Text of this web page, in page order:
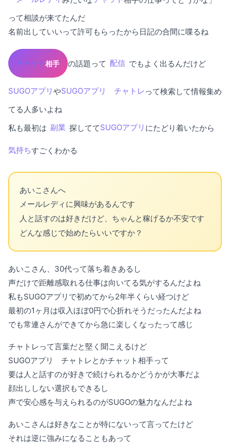
って相談が来てたんだ
名前出していいって許可もらったから日記の合間に喋るね
チャット相手 の話題って 配信 でもよく出るんだけど
SUGOアプリ やSUGOアプリ チャトレ って検索して情報集め
てる人多いよね
私も最初は 副業 探しててSUGOアプリ にたどり着いたから
気持ちすごくわかる
あいこさんへ
メールレディに興味があるんです
人と話すのは好きだけど、ちゃんと稼げるか不安です
どんな感じで始めたらいいですか？
あいこさん、30代って落ち着きあるし
声だけで距離感取れる仕事は向いてる気がするんだよね
私もSUGOアプリで初めてから2年半くらい経つけど
最初の1ヶ月は収入ほぼ0円で心折れそうだったんだよね
でも常連さんができてから急に楽しくなったって感じ
チャトレって言葉だと堅く聞こえるけど
SUGOアプリ チャトレとかチャット相手って
要は人と話すのが好きで続けられるかどうかが大事だよ
顔出ししない選択もできるし
声で安心感を与えられるのがSUGOの魅力なんだよね
あいこさんは好きなことが特にないって言ってたけど
それは逆に強みになることもあって